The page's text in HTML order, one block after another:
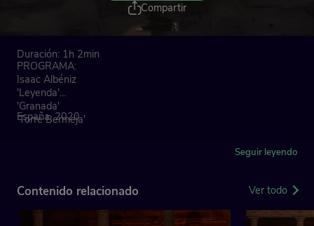
Compartir
Duración: 1h 2min
PROGRAMA:
Isaac Albéniz
'Leyenda'
'Granada'
'Torre Bermeja'
'Ángel Barrios'
'Arroyos de la Alhambra'
España, 2020
Seguir leyendo
Contenido relacionado Ver todo